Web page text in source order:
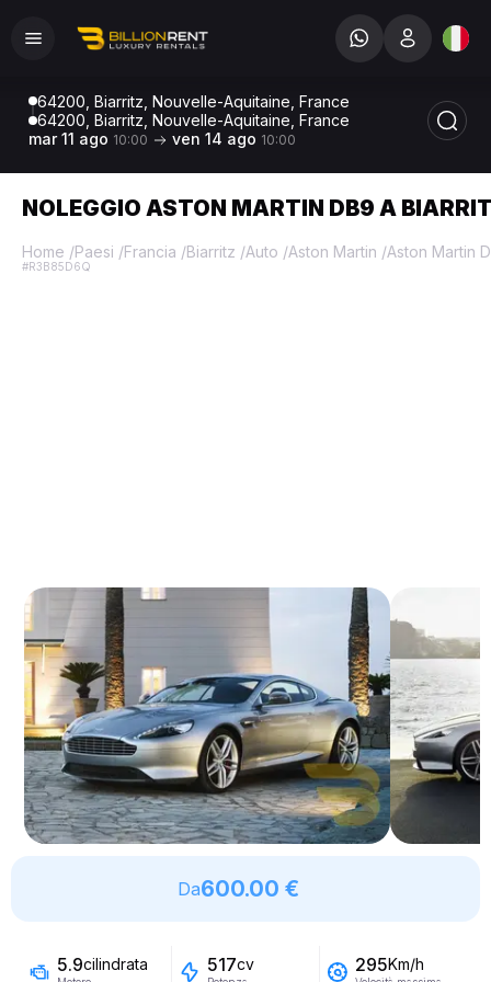
64200, Biarritz, Nouvelle-Aquitaine, France
64200, Biarritz, Nouvelle-Aquitaine, France
mar 11 ago 10:00 ven 14 ago 10:00
NOLEGGIO ASTON MARTIN DB9 A
Home /Paesi /Francia /Biarritz /Auto /Aston Martin /Aston Martin
#R3B85D6Q
Da600.00 €
5.9cilindrata 517cv 295Km/h